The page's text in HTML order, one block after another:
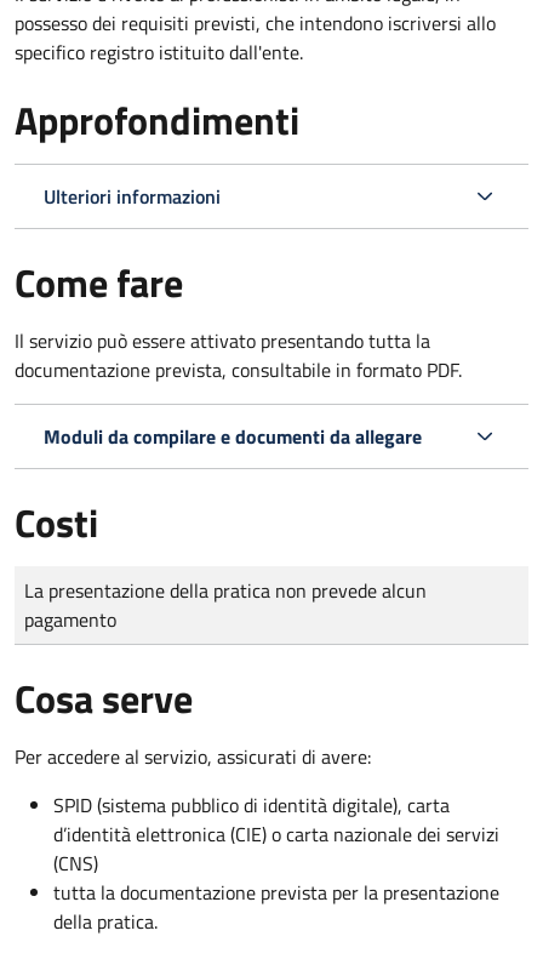
possesso dei requisiti previsti, che intendono iscriversi allo
specifico registro istituito dall'ente.
Approfondimenti
Ulteriori informazioni
Come fare
Il servizio può essere attivato presentando tutta la
documentazione prevista, consultabile in formato PDF.
Moduli da compilare e documenti da allegare
Costi
Tipo di pagamento
Importo
La presentazione della pratica non prevede alcun
pagamento
Cosa serve
Per accedere al servizio, assicurati di avere:
SPID (sistema pubblico di identità digitale), carta
d’identità elettronica (CIE) o carta nazionale dei servizi
(CNS)
tutta la documentazione prevista per la presentazione
della pratica.